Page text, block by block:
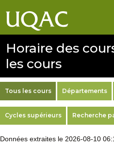
Horaire des
les cours
Tous les cours Départements
Cycles supérieurs Recherche
Données extraites le 2026-08-10